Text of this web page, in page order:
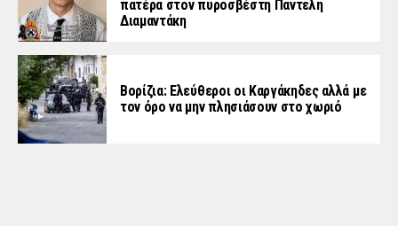
πατέρα στον πυροσβέστη Παντελή
Διαμαντάκη
Βορίζια: Ελεύθεροι οι Καργάκηδες αλλά με
τον όρο να μην πλησιάσουν στο χωριό